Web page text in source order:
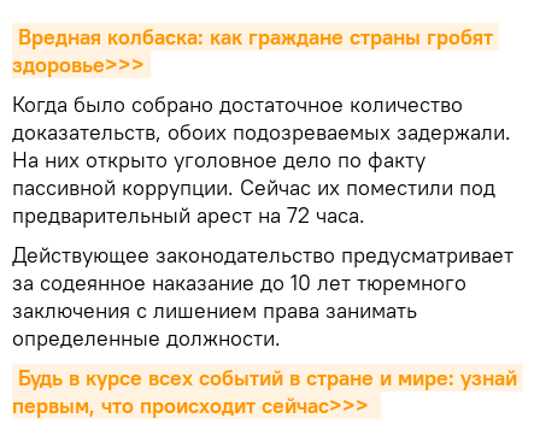
Вредная колбаска: как граждане страны гробят
здоровье>>>
Когда было собрано достаточное количество
доказательств, обоих подозреваемых задержали.
На них открыто уголовное дело по факту
пассивной коррупции. Сейчас их поместили под
предварительный арест на 72 часа.
Действующее законодательство предусматривает
за содеянное наказание до 10 лет тюремного
заключения с лишением права занимать
определенные должности.
Будь в курсе всех событий в стране и мире: узнай
первым, что происходит сейчаc>>>